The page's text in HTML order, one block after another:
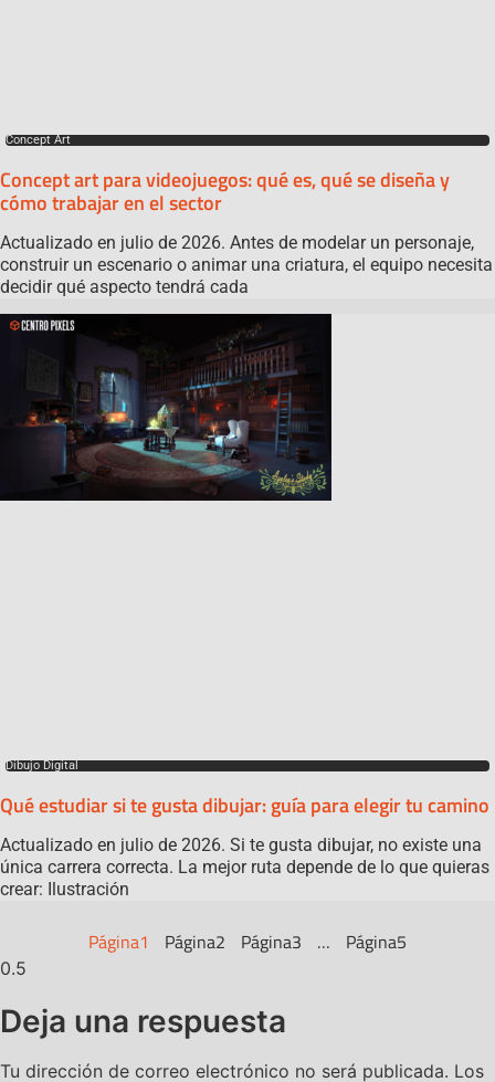
Concept Art
Concept art para videojuegos: qué es, qué se diseña y
cómo trabajar en el sector
Actualizado en julio de 2026. Antes de modelar un personaje,
construir un escenario o animar una criatura, el equipo necesita
decidir qué aspecto tendrá cada
Dibujo Digital
Qué estudiar si te gusta dibujar: guía para elegir tu camino
Actualizado en julio de 2026. Si te gusta dibujar, no existe una
única carrera correcta. La mejor ruta depende de lo que quieras
crear: Ilustración
Página1 Página2 Página3 … Página5
Deja una respuesta
Tu dirección de correo electrónico no será publicada. Los